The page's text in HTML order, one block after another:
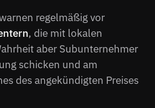
regelmäßig vor
, die mit lokalen
aber Subunternehmer
schicken und am
des angekündigten Preises